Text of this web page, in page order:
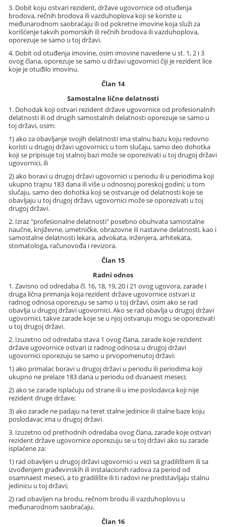
3. Dobit koju ostvari rezident, države ugovornice od otuđenja
brodova, rečnih brodova ili vazduhoplova koji se koriste u
međunarodnom saobraćaju ili od pokretne imovine koja služi za
korišćenje takvih pomorskih ili rečnih brodova ili vazduhoplova,
oporezuje se samo u toj državi.
4. Dobit od otuđenja imovine, osim imovine navedene u st. 1, 2 i 3
ovog člana, oporezuje se samo u državi ugovornici čiji je rezident lice
koje je otuđilo imovinu.
Član 14
Samostalne lične delatnosti
1. Dohodak koji ostvari rezident države ugovornice od profesionalnih
delatnosti ili od drugih samostalnih delatnosti oporezuje se samo u
toj državi, osim:
1) ako za obavljanje svojih delatnosti ima stalnu bazu koju redovno
koristi u drugoj državi ugovornici; u tom slučaju, samo deo dohotka
koji se pripisuje toj stalnoj bazi može se oporezivati u toj drugoj državi
ugovornici, ili
2) ako boravi u drugoj državi ugovornici u periodu ili u periodima koji
ukupno trajnu 183 dana ili više u odnosnoj poreskoj godini; u tom
slučaju, samo deo dohotka koji se ostvaruje od delatnosti koje se
obavljaju u toj drugoj državi, ugovornici može se oporezivati u toj
drugoj državi.
2. Izraz "profesionalne delatnosti" posebno obuhvata samostalne
naučne, književne, umetničke, obrazovne ili nastavne delatnosti, kao i
samostalne delatnosti lekara, advokata, inženjera, arhitekata,
stomatologa, računovođa i revizora.
Član 15
Radni odnos
1. Zavisno od odredaba čl. 16, 18, 19, 20 i 21 ovog ugovora, zarade i
druga lična primanja koja rezident države ugovornice ostvari iz
radnog odnosa oporezuju se samo u toj državi, osim ako se rad
obavlja u drugoj državi ugovornici. Ako se rad obavlja u drugoj državi
ugovornici, takve zarade koje se u njoj ostvaruju mogu se oporezivati
u toj drugoj državi.
2. Izuzetno od odredaba stava 1 ovog člana, zarade koje rezident
države ugovornice ostvari iz radnog odnosa u drugoj državi
ugovornici oporezuju se samo u prvopomenutoj državi:
1) ako primalac boravi u drugoj državi u periodu ili periodima koji
ukupno ne prelaze 183 dana u periodu od dvanaest meseci;
2) ako se zarade isplaćuju od strane ili u ime poslodavca koji nije
rezident druge države;
3) ako zarade ne padaju na teret stalne jedinice ili stalne baze koju
poslodavac ima u drugoj državi.
3. Izuzetno od prethodnih odredaba ovog člana, zarade koje ostvari
rezident države ugovornice oporezuju se u toj državi ako su zarade
isplaćene za:
1) rad obavljen u drugoj državi ugovornici u vezi sa gradilištem ili sa
izvođenjem građevinskih ili instalacionih radova za period od
osamnaest meseci, a to gradilište ili ti radovi ne predstavljaju stalnu
jedinicu u toj državi;
2) rad obavljen na brodu, rečnom brodu ili vazduhoplovu u
međunarodnom saobraćaju.
Član 16